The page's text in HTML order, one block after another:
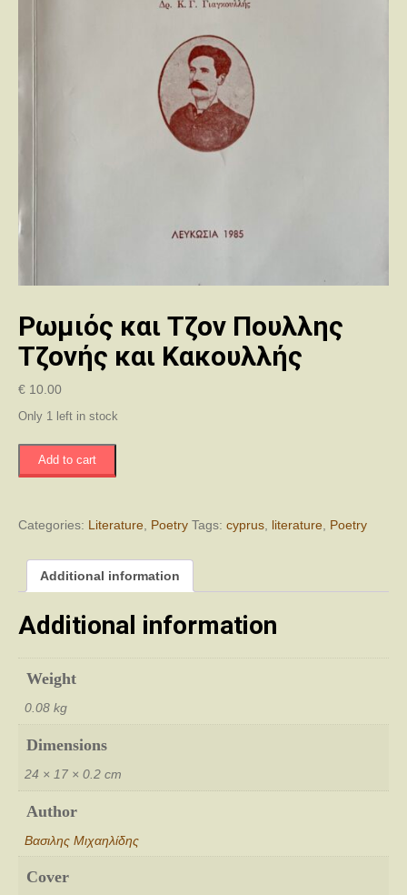
Ρωμιός και Τζον Πουλλης
Τζονής και Κακουλλής
€ 10.00
Only 1 left in stock
Ρωμιός
Τζονής
Κακουλλής
quantity
Add to cart
Categories: Literature Poetry Tags: cyprus literature Poetry
Additional information
Additional information
Weight
0.08 kg
Dimensions
24 × 17 × 0.2 cm
Author
Βασιλης Μιχαηλίδης
Cover